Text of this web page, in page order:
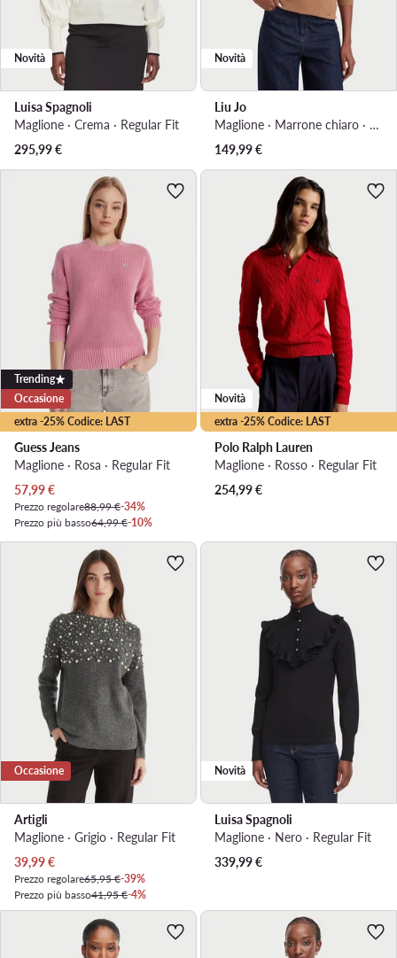
Novità
Luisa Spagnoli
Maglione · Crema · Regular Fit
295,99€
Novità
Liu Jo
Maglione · Marrone chiaro · Regular Fit
149,99€
extra -25% Codice: LAST
Trending
Occasione
Guess Jeans
Maglione · Rosa · Regular Fit
Prezzo attuale
57,99€
Prezzo regolare88,99 €-34%
Prezzo più basso64,99 €-10%
extra -25% Codice: LAST
Novità
Polo Ralph Lauren
Maglione · Rosso · Regular Fit
254,99€
Occasione
Artigli
Maglione · Grigio · Regular Fit
Prezzo attuale
39,99€
Prezzo regolare65,95 €-39%
Prezzo più basso41,95 €-4%
Novità
Luisa Spagnoli
Maglione · Nero · Regular Fit
339,99€